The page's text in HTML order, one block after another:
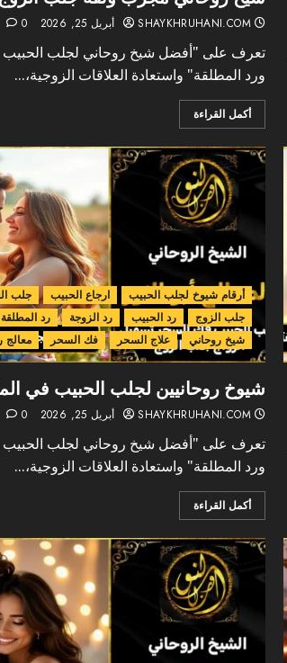
SHAYKHRUHANI.COM أبريل 25, 2026 0
تعرف على "أفضل شيخ روحاني لجلب الحبيب
ورد المطلقة" واستعادة العلاقات الزوجية،...
أكمل القراءة
أرقام شيوخ لجلب الحبيب ارجاع الحبيب
جلب
جلب الزوج
رد الحبيب رد الزوجة
رد المطلقة
شيخ روحاني
علاج السحر فك السحر معالج
شيوخ روحانيين لجلب الحبيب في
SHAYKHRUHANI.COM أبريل 25, 2026 0
تعرف على "أفضل شيخ روحاني لجلب الحبيب
ورد المطلقة" واستعادة العلاقات الزوجية،...
أكمل القراءة